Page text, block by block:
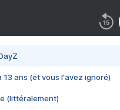
13 ans (et vous l'avez ignoré)
(littéralement)